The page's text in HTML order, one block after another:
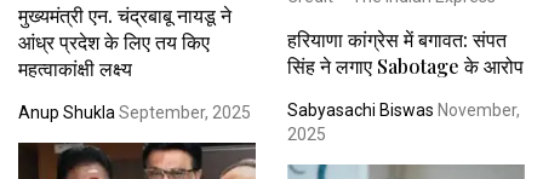
मुख्यमंत्री एन. चंद्रबाबू नायडू ने
आंध्र प्रदेश के लिए तय किए
महत्वाकांक्षी लक्ष्य
Anup Shukla September, 2025
हरियाणा कांग्रेस में बगावत: संपत
सिंह ने लगाए Sabotage के आरोप
Sabyasachi Biswas November,
2025